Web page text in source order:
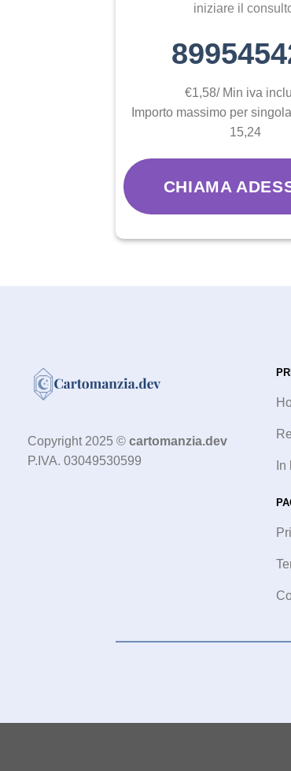
iniziare il
€1,58/ Min iva
Importo massimo per
15,24
CHIAMA
Copyright 2025 © cartomanzia.dev
P.IVA. 03049530599